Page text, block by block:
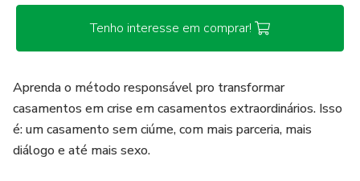
Tenho interesse em comprar!
Aprenda o método responsável pro transformar
casamentos em crise em casamentos extraordinários. Isso
é: um casamento sem ciúme, com mais parceria, mais
diálogo e até mais sexo.